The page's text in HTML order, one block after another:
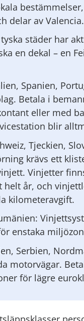
delar av Valencia.
städer har
en dekal – en
Spanien,
Betala i
eller med
blir
Tjeckien,
krävs ett
Vinjetter
helt år, och
kilometeravgift.
enstaka
Serbien,
motorvägar.
för lägre